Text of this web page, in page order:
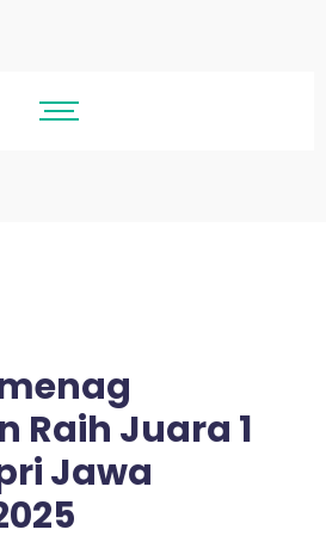
Raih Juara 1
Jawa